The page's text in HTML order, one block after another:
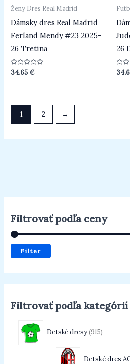
Filtrovať podľa ceny
Filter
Filtrovať podľa kategórií
Detské dresy 915
Detské dres
Ženy Dres Real Madrid
Dámsky dres Real Madrid
Ferland Mendy #23 2025-
26 Tretina
Hodnotenie
0
34.65€
26
0
1 2 →